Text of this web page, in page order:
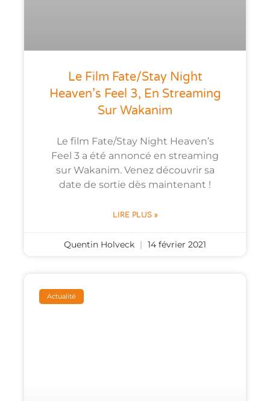
Le Film Fate/Stay Night
Heaven’s Feel 3, En Streaming
Sur Wakanim
Le film Fate/Stay Night Heaven’s
Feel 3 a été annoncé en streaming
sur Wakanim. Venez découvrir sa
date de sortie dès maintenant !
LIRE PLUS »
Quentin Holveck 14 février 2021
Actualité